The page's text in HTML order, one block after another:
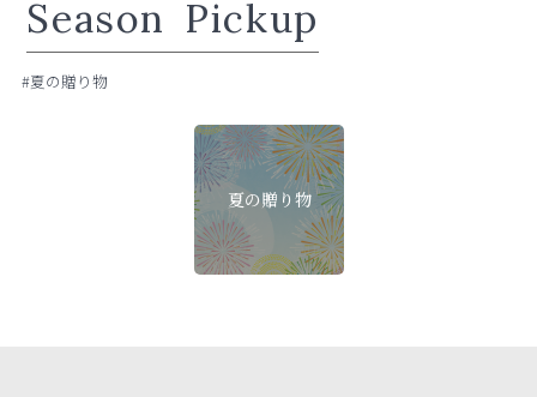
Season Pickup
#夏の贈り物
夏の贈り物